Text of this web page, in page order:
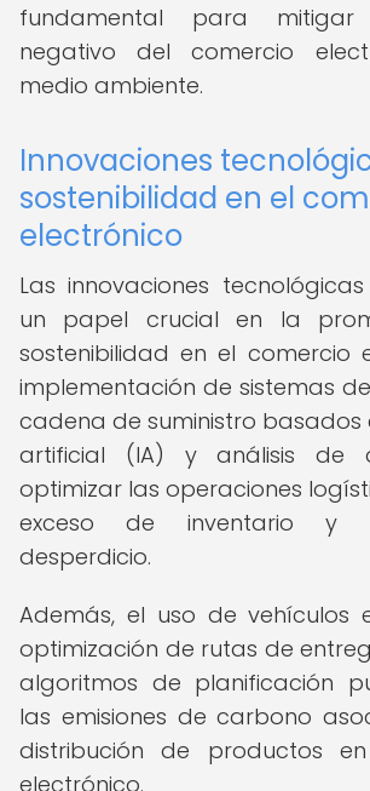
fundamental para
negativo del comercio
medio ambiente.
Innovaciones
sostenibilidad en el
electrónico
Las innovaciones
un papel crucial en la
sostenibilidad en el comercio
implementación de sistemas
cadena de suministro basados
artificial (IA) y análisis de
optimizar las operaciones
exceso de inventario y
desperdicio.
Además, el uso de vehículos
optimización de rutas de
algoritmos de planificación
las emisiones de carbono
distribución de productos
electrónico.